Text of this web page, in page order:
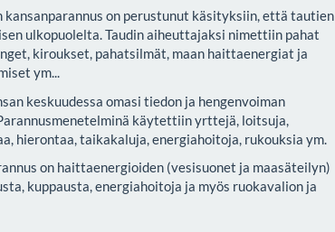
kansanparannus on perustunut käsityksiin, että tautien
ulkopuolelta. Taudin aiheuttajaksi nimettiin pahat
kiroukset, pahatsilmät, maan haittaenergiat ja
ym...
keskuudessa omasi tiedon ja hengenvoiman
käytettiin yrttejä, loitsuja,
hierontaa, taikakaluja, energiahoitoja, rukouksia ym.
on haittaenergioiden (vesisuonet ja maasäteilyn)
kuppausta, energiahoitoja ja myös ruokavalion ja